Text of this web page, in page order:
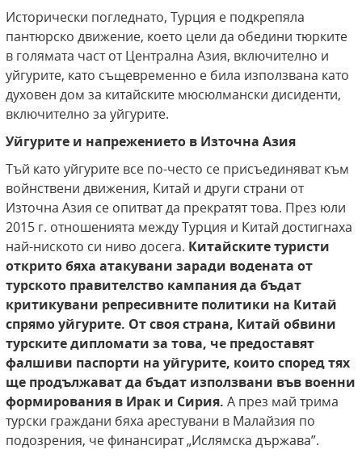
Исторически погледнато, Турция е подкрепяла
пантюрско движение, което цели да обедини тюрките
в голямата част от Централна Азия, включително и
уйгурите, като същевременно е била използвана като
духовен дом за китайските мюсюлмански дисиденти,
включително за уйгурите.
Уйгурите и напрежението в Източна Азия
Тъй като уйгурите все по-често се присъединяват към
войнствени движения, Китай и други страни от
Източна Азия се опитват да прекратят това. През юли
2015 г. отношенията между Турция и Китай достигнаха
най-ниското си ниво досега. Китайските туристи
открито бяха атакувани заради водената от
турското правителство кампания да бъдат
критикувани репресивните политики на Китай
спрямо уйгурите. От своя страна, Китай обвини
турските дипломати за това, че предоставят
фалшиви паспорти на уйгурите, които според тях
ще продължават да бъдат използвани във военни
формирования в Ирак и Сирия. А през май трима
турски граждани бяха арестувани в Малайзия по
подозрения, че финансират „Ислямска държава”.